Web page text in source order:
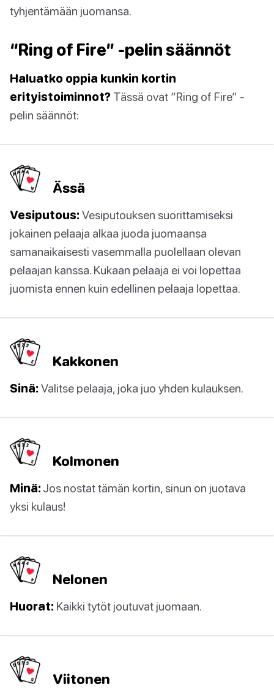
tyhjentämään juomansa.
“Ring of Fire” -pelin säännöt
Haluatko oppia kunkin kortin
erityistoiminnot? Tässä ovat “Ring of Fire” -
pelin säännöt:
Ässä
Vesiputous: Vesiputouksen suorittamiseksi
jokainen pelaaja alkaa juoda juomaansa
samanaikaisesti vasemmalla puolellaan olevan
pelaajan kanssa. Kukaan pelaaja ei voi lopettaa
juomista ennen kuin edellinen pelaaja lopettaa.
Kakkonen
Sinä: Valitse pelaaja, joka juo yhden kulauksen.
Kolmonen
Minä: Jos nostat tämän kortin, sinun on juotava
yksi kulaus!
Nelonen
Huorat: Kaikki tytöt joutuvat juomaan.
Viitonen